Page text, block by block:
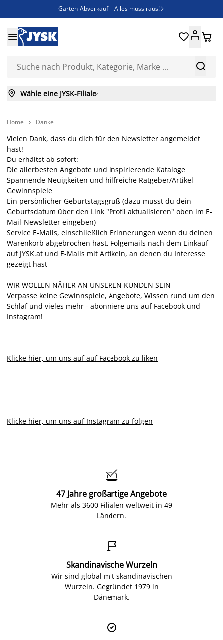
Garten-Abverkauf | Alles muss raus! 
Bist du Unternehmer? Entdecke JYSK-B2B
Esszimmerstuhl ADSLEV um nur 40€


 
 Wähle eine JYSK-Filiale
Home  Danke
Vielen Dank, dass du dich für den Newsletter angemeldet
hast!
Du erhältst ab sofort:
Die allerbesten Angebote und inspirierende Kataloge
Spannende Neuigkeiten und hilfreiche Ratgeber/Artikel
Gewinnspiele
Ein persönlicher Geburtstagsgruß (dazu musst du dein
Geburtsdatum über den Link "Profil aktualisieren" oben im E-
Mail-Newsletter eingeben)
Service E-Mails, einschließlich Erinnerungen wenn du deinen
Warenkorb abgebrochen hast, Folgemails nach dem Einkauf
auf JYSK.at und E-Mails mit Artikeln, an denen du Interesse
gezeigt hast
WIR WOLLEN NÄHER AN UNSEREN KUNDEN SEIN
Verpasse keine Gewinnspiele, Angebote, Wissen rund um den
Schlaf und vieles mehr - abonniere uns auf Facebook und
Instagram!
Klicke hier, um uns auf auf Facebook zu liken
Klicke hier, um uns auf Instagram zu folgen

47 Jahre großartige Angebote
Mehr als 3600 Filialen weltweit in 49
Ländern.

Skandinavische Wurzeln
Wir sind global mit skandinavischen
Wurzeln. Gegründet 1979 in
Dänemark.
